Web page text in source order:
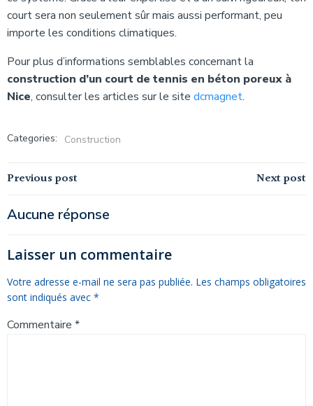
court sera non seulement sûr mais aussi performant, peu
importe les conditions climatiques.
Pour plus d’informations semblables concernant la
construction d’un court de tennis en béton poreux à
Nice, consulter les articles sur le site dcmagnet.
Categories: Construction
Navigation
de
l’article
Previous post Navigation
l’article
Next post
Aucune réponse
Laisser un commentaire
Votre adresse e-mail ne sera pas publiée. Les champs obligatoires
sont indiqués avec *
Commentaire *